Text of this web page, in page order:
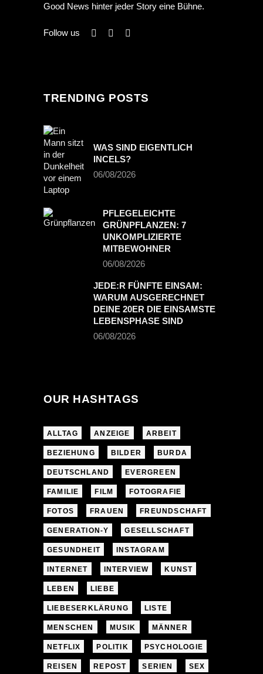
Good News hinter jeder Story eine Bühne.
Follow us
TRENDING POSTS
WAS SIND EIGENTLICH
INCELS?
06/08/2026
PFLEGELEICHTE
GRÜNPFLANZEN: 7
UNKOMPLIZIERTE
MITBEWOHNER
06/08/2026
JEDE:R FÜNFTE EINSAM:
WARUM AUSGERECHNET
DEINE 20ER DIE EINSAMSTE
LEBENSPHASE SIND
06/08/2026
OUR HASHTAGS
ALLTAG ANZEIGE ARBEIT
BEZIEHUNG BILDER BURDA
DEUTSCHLAND EVERGREEN
FAMILIE FILM FOTOGRAFIE
FOTOS FRAUEN FREUNDSCHAFT
GENERATION-Y GESELLSCHAFT
GESUNDHEIT INSTAGRAM
INTERNET INTERVIEW KUNST
LEBEN LIEBE
LIEBESERKLÄRUNG LISTE
MENSCHEN MUSIK MÄNNER
NETFLIX POLITIK PSYCHOLOGIE
REISEN REPOST SERIEN SEX